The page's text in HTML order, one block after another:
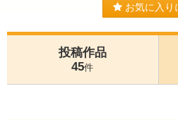
お気に入り
投稿作品
45件